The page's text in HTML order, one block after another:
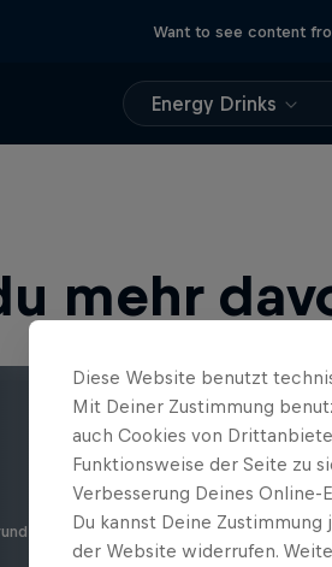
Want to see content
Energy Drinks
mehr
ums Thema Mountainbike und BMX:
Diese Website benutzt
Mit Deiner Zustimmung
auch Cookies von
Funktionsweise der Seite zu
Verbesserung Deines Online-
Du kannst Deine
der Website widerrufen.